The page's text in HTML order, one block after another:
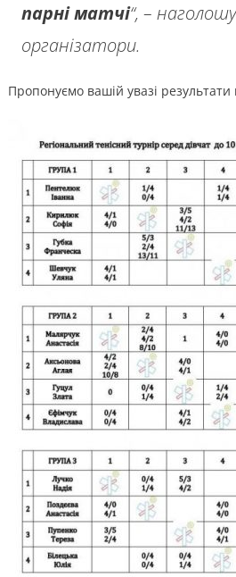
парні матчі“, –
організатори.
Пропонуємо вашій увазі результати